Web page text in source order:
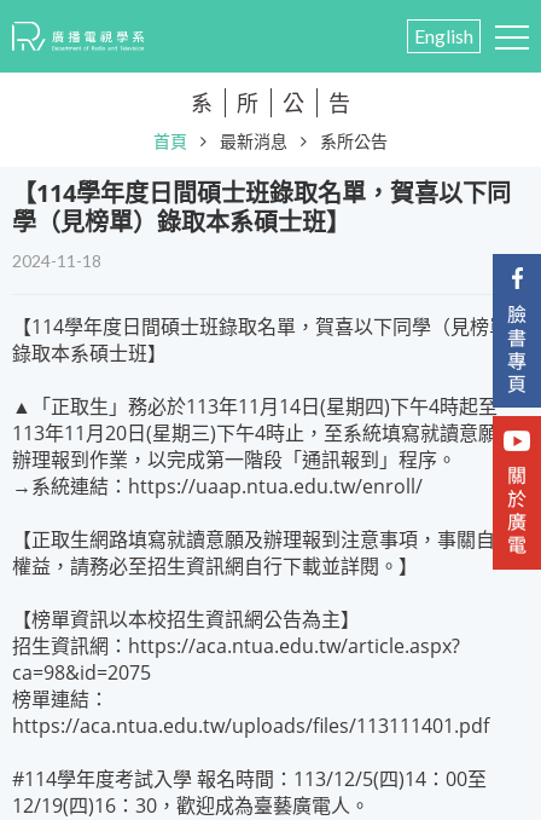
English
系 所 公 告
首頁 最新消息 系所公告
​【114學年度日間碩士班錄取名單，賀喜以下同
學（見榜單）錄取本系碩士班】
2024-11-18
【114學年度日間碩士班錄取名單，賀喜以下同學（見榜單）
錄取本系碩士班】
▲「正取生」務必於113年11月14日(星期四)下午4時起至
113年11月20日(星期三)下午4時止，至系統填寫就讀意願及
辦理報到作業，以完成第一階段「通訊報到」程序。
→系統連結：https://uaap.ntua.edu.tw/enroll/
【正取生網路填寫就讀意願及辦理報到注意事項，事關自身
權益，請務必至招生資訊網自行下載並詳閱。】
【榜單資訊以本校招生資訊網公告為主】
招生資訊網：https://aca.ntua.edu.tw/article.aspx?
ca=98&id=2075
榜單連結：
https://aca.ntua.edu.tw/uploads/files/113111401.pdf
#114學年度考試入學 報名時間：113/12/5(四)14：00至
12/19(四)16：30，歡迎成為臺藝廣電人。